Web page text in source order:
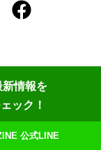
新情報を
ック！
公式LINE